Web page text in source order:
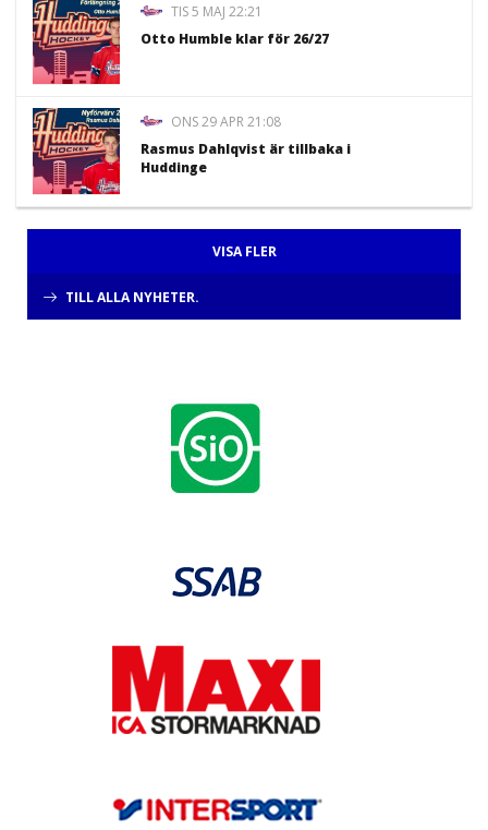
TIS 5 MAJ 22:21
Otto Humble klar för 26/27
ONS 29 APR 21:08
Rasmus Dahlqvist är tillbaka i
Huddinge
VISA FLER
TILL ALLA NYHETER.